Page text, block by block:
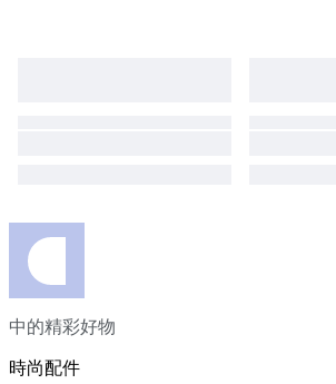
中的精彩好物
時尚配件